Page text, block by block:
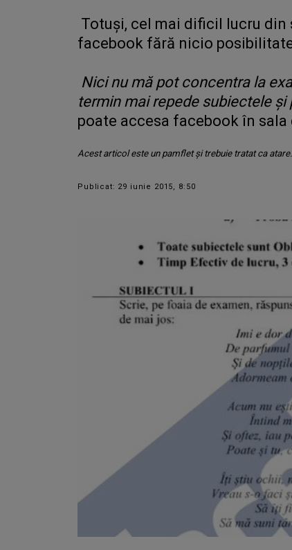
Totuși, cel mai dificil lucru din
facebook fără nicio
Nici nu mă pot concentra la
termin mai repede subiectele
poate accesa facebook în sala
Acest articol este un pamfletşi trebuie tratat ca atare.
Publicat: 29 iunie 2015, 8:50